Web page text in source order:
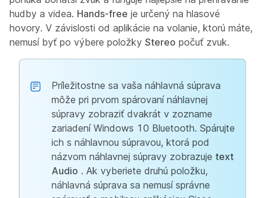
hudby a videa. Hands-free je určený na hlasové
hovory. V závislosti od aplikácie na volanie, ktorú máte,
nemusí byť po výbere položky Stereo počuť zvuk.
Príležitostne sa vaša náhlavná súprava
môže pri prvom spárovaní náhlavnej
súpravy zobraziť dvakrát v zozname
zariadení Windows 10 Bluetooth. Spárujte
ich s náhlavnou súpravou, ktorá pod
názvom náhlavnej súpravy zobrazuje text
Audio . Ak vyberiete druhú položku,
náhlavná súprava sa nemusí správne